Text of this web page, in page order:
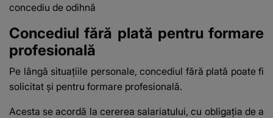
concediu de odihnă
Concediul fără plată pentru formare
profesională
Pe lângă situațiile personale, concediul fără plată poate fi
solicitat și pentru formare profesională.
Acesta se acordă la cererea salariatului, cu obligația de a